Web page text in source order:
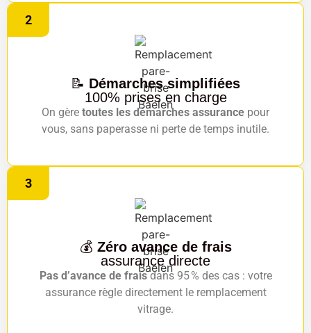
2
📝 Démarches simplifiées
100% prises en charge
On gère toutes les démarches assurance pour
vous, sans paperasse ni perte de temps inutile.
3
💰 Zéro avance de frais
assurance directe
Pas d’avance de fraisdans 95 % des cas : votre
assurance règle directement le remplacement
vitrage.